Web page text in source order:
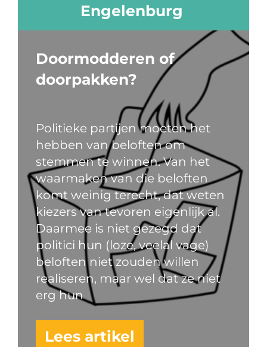
Engelenburg
Doormodderen of
doorpakken?
Politieke partijen moeten het
hebben van beloften om
stemmen te winnen. Van het
waarmaken van die beloften
komt weinig terecht, dat weten
kiezers van tevoren eigenlijk al.
Daarmee is niet gezegd dat
politici hun (loze, veelal vage)
beloften niet zouden willen
realiseren, maar wel dat ze niet
erg hun
Lees artikel